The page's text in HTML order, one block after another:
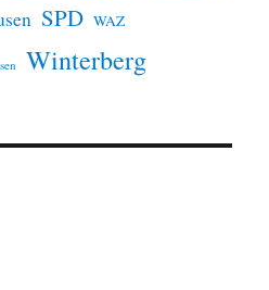
SPD WAZ
Winterberg